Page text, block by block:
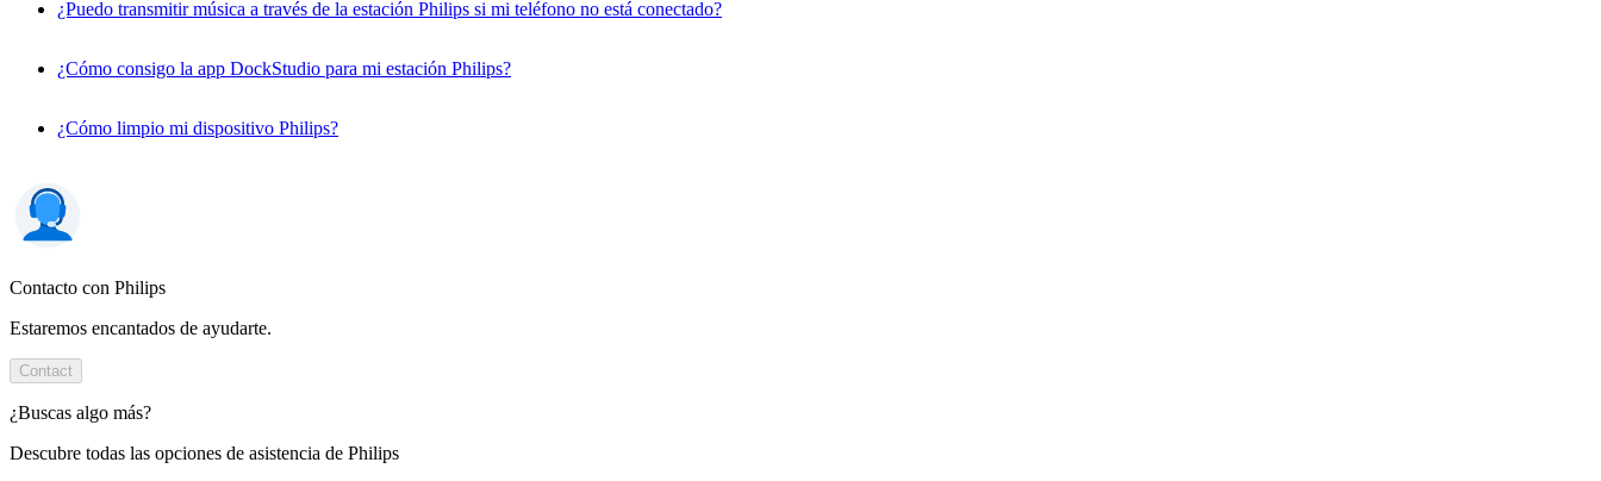
¿Puedo transmitir música a través de la estación Philips si mi teléfono no está conectado?
¿Cómo consigo la app DockStudio para mi estación Philips?
¿Cómo limpio mi dispositivo Philips?
Contacto con Philips
Estaremos encantados de ayudarte.
Contact
¿Buscas algo más?
Descubre todas las opciones de asistencia de Philips